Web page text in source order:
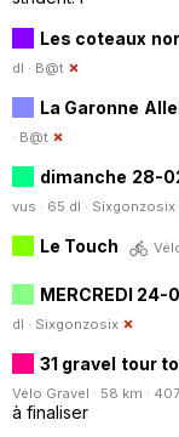
Les coteaux
dl · B@t
La Garonne
· B@t
dimanche 28-
vus · 65 dl · Sixgonzosix
Le Touch
MERCREDI 24-
dl · Sixgonzosix
31 gravel tour
Vélo Gravel · 58 km ·
à finaliser